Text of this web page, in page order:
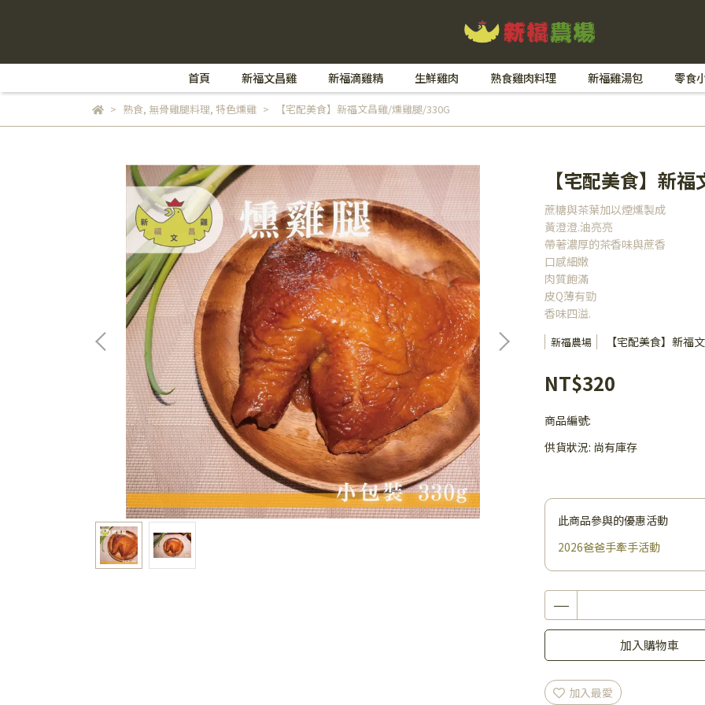
首頁 新福文昌雞 新福滴雞精 生鮮雞肉 熟食雞肉料理 新福雞湯包 零食
熟食, 無骨雞腿料理, 特色燻雞 【宅配美食】新福文昌雞/燻雞腿/330G
【宅配美食】新
蔗糖與茶葉加以煙燻製成
黃澄澄.油亮亮
帶著濃厚的茶香味與蔗香
口感細嫩
肉質飽滿
皮Q薄有勁
香味四溢.
新福農場 【宅配美食】新福
NT$320
商品編號:
供貨狀況: 尚有庫存
此商品參與的優惠活動
2026爸爸手牽手活動
加入購物車
加入最愛